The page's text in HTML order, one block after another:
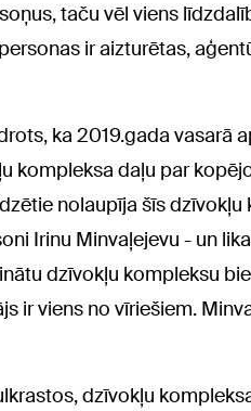
taču vēl viens
ir aizturētas,
ka 2019.gada vasarā
kompleksa daļu par
nolaupīja šīs
Irinu Minvaļejevu - un
dzīvokļu kompleksu
ir viens no vīriešiem.
dzīvokļu